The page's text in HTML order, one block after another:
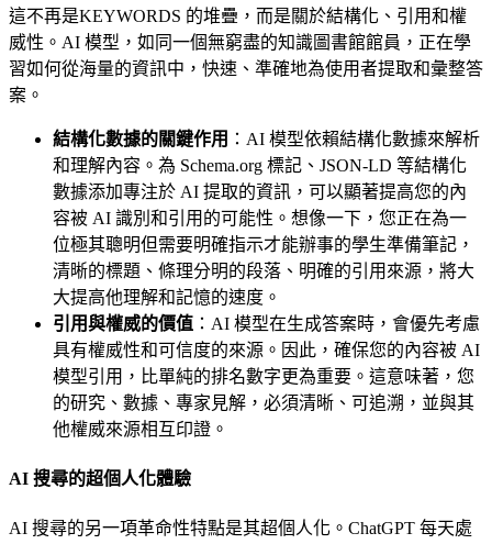
這不再是KEYWORDS 的堆疊，而是關於結構化、引用和權
威性。AI 模型，如同一個無窮盡的知識圖書館館員，正在學
習如何從海量的資訊中，快速、準確地為使用者提取和彙整答
案。
結構化數據的關鍵作用 ：AI 模型依賴結構化數據來解析
和理解內容。為 Schema.org 標記、JSON-LD 等結構化
數據添加專注於 AI 提取的資訊，可以顯著提高您的內
容被 AI 識別和引用的可能性。想像一下，您正在為一
位極其聰明但需要明確指示才能辦事的學生準備筆記，
清晰的標題、條理分明的段落、明確的引用來源，將大
大提高他理解和記憶的速度。
引用與權威的價值 ：AI 模型在生成答案時，會優先考慮
具有權威性和可信度的來源。因此，確保您的內容被 AI
模型引用，比單純的排名數字更為重要。這意味著，您
的研究、數據、專家見解，必須清晰、可追溯，並與其
他權威來源相互印證。
AI 搜尋的超個人化體驗
AI 搜尋的另一項革命性特點是其超個人化。ChatGPT 每天處